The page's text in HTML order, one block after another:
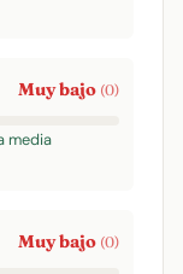
Muy bajo (0)
media
Muy bajo (0)